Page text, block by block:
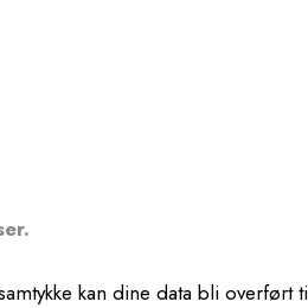
kan dine data bli